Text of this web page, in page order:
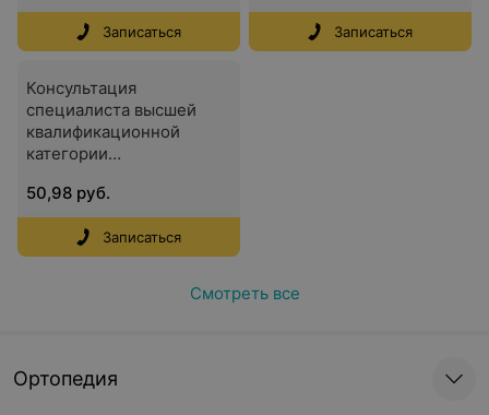
Записаться Записаться
Консультация
специалиста высшей
квалификационной
категории
50,98 руб.
Записаться
Смотреть все
Ортопедия